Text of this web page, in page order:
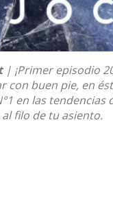
| ¡Primer episodio
con buen pie, en
en las
filo de tu asiento.